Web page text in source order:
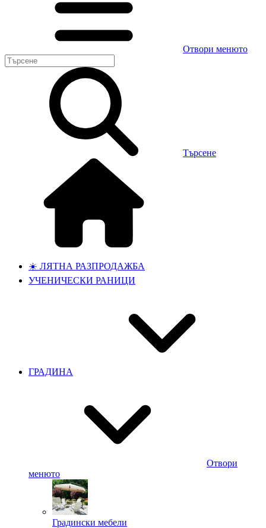
Отвори менюто
Търсене
☀️ ЛЯТНА РАЗПРОДАЖБА
УЧЕНИЧЕСКИ РАНИЦИ
ГРАДИНА
Отвори
менюто
Градински мебели